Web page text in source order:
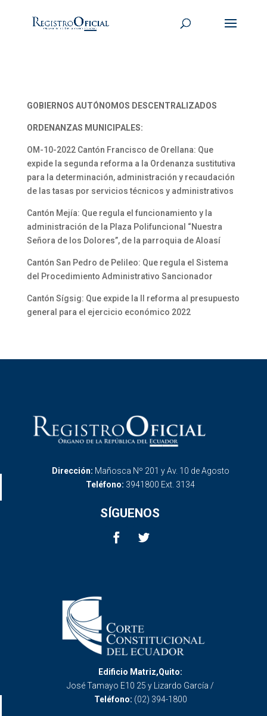
GOBIERNOS AUTÓNOMOS DESCENTRALIZADOS
ORDENANZAS MUNICIPALES:
OM-10-2022 Cantón Francisco de Orellana: Que
expide la segunda reforma a la Ordenanza sustitutiva
para la determinación, administración y recaudación
de las tasas por servicios técnicos y administrativos
Cantón Mejía: Que regula el funcionamiento y la
administración de la Plaza Polifuncional “Nuestra
Señora de los Dolores”, de la parroquia de Aloasí
Cantón San Pedro de Pelileo: Que regula el Sistema
del Procedimiento Administrativo Sancionador
Cantón Sígsig: Que expide la II reforma al presupuesto
general para el ejercicio económico 2022
Dirección: Mañosca Nº 201 y Av. 10 de Agosto
Teléfono: 3941800 Ext. 3134
SÍGUENOS
Edificio Matriz,Quito:
José Tamayo E10 25 y Lizardo García /
Teléfono: (02) 394-1800